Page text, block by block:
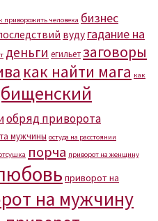
приворожить человека бизнес
вуду гадание на
деньги егильетзаговоры
как найти мага как
обряд приворота
мужчины остуда на расстоянии
порча приворот на женщину
приворот на
на мужчину